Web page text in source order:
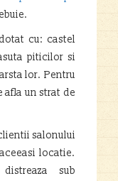
cu: castel
piticilor si
lor. Pentru
afla un strat de
salonului
locatie.
sub